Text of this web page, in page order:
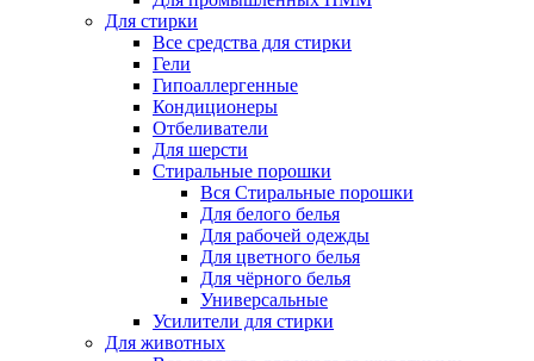
Для стирки
Все средства для стирки
Гели
Гипоаллергенные
Кондиционеры
Отбеливатели
Для шерсти
Стиральные порошки
Вся Стиральные порошки
Для белого белья
Для рабочей одежды
Для цветного белья
Для чёрного белья
Универсальные
Усилители для стирки
Для животных